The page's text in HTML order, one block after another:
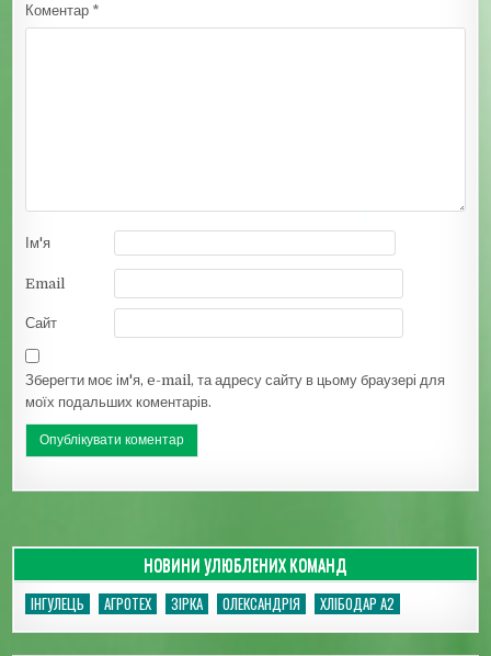
Коментар *
Ім'я
Email
Сайт
Зберегти моє ім'я, e-mail, та адресу сайту в цьому браузері для
моїх подальших коментарів.
НОВИНИ УЛЮБЛЕНИХ КОМАНД
ІНГУЛЕЦЬ АГРОТЕХ ЗІРКА ОЛЕКСАНДРІЯ ХЛІБОДАР А2